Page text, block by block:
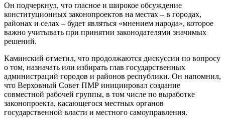
Он подчеркнул, что гласное и широкое обсуждение
конституционных законопроектов на местах – в городах,
районах и селах – будет являться «мнением народа», которое
важно учитывать при принятии законодателями значимых
решений.
Каминский отметил, что продолжаются дискуссии по вопросу
о том, назначать или избирать глав государственных
администраций городов и районов республики. Он напомнил,
что Верховный Совет ПМР инициировал создание
совместной рабочей группы, в том числе по выработке
законопроекта, касающегося местных органов
государственной власти и местного самоуправления.